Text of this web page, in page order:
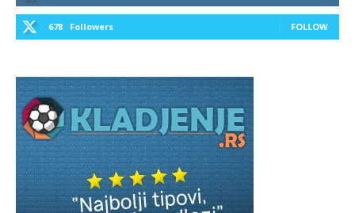
678 Followers FOLLOW